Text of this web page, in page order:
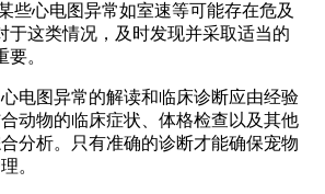
些心电图异常如室速等可能存在危及
于这类情况，及时发现并采取适当的
。
电图异常的解读和临床诊断应由经验
动物的临床症状、体格检查以及其他
分析。只有准确的诊断才能确保宠物
。